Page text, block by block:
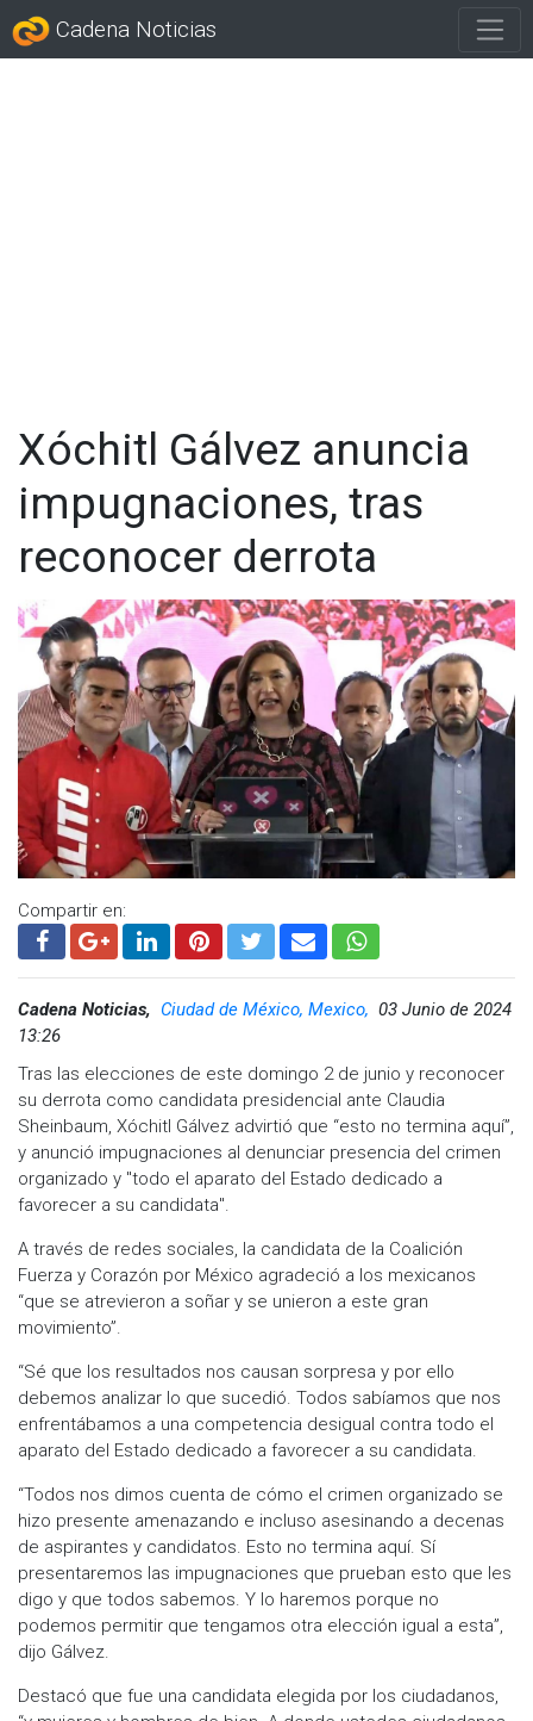
Cadena Noticias
Xóchitl Gálvez anuncia
impugnaciones, tras
reconocer derrota
Compartir en:
Cadena Noticias, Ciudad de México, Mexico, 03 Junio de 2024
13:26
Tras las elecciones de este domingo 2 de junio y reconocer
su derrota como candidata presidencial ante Claudia
Sheinbaum, Xóchitl Gálvez advirtió que “esto no termina aquí”,
y anunció impugnaciones al denunciar presencia del crimen
organizado y "todo el aparato del Estado dedicado a
favorecer a su candidata".
A través de redes sociales, la candidata de la Coalición
Fuerza y Corazón por México agradeció a los mexicanos
“que se atrevieron a soñar y se unieron a este gran
movimiento”.
“Sé que los resultados nos causan sorpresa y por ello
debemos analizar lo que sucedió. Todos sabíamos que nos
enfrentábamos a una competencia desigual contra todo el
aparato del Estado dedicado a favorecer a su candidata.
“Todos nos dimos cuenta de cómo el crimen organizado se
hizo presente amenazando e incluso asesinando a decenas
de aspirantes y candidatos. Esto no termina aquí. Sí
presentaremos las impugnaciones que prueban esto que les
digo y que todos sabemos. Y lo haremos porque no
podemos permitir que tengamos otra elección igual a esta”,
dijo Gálvez.
Destacó que fue una candidata elegida por los ciudadanos,